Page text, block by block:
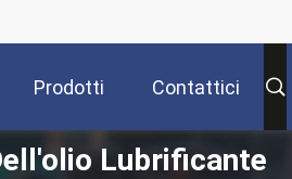
Prodotti Contattici
Lubrificante